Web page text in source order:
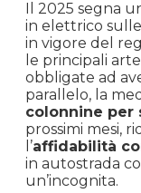
Il 2025 segna
in elettrico
in vigore del
le principali
obbligate ad
parallelo, la
colonnine per
prossimi mesi,
l’affidabilità
in autostrada
un’incognita.